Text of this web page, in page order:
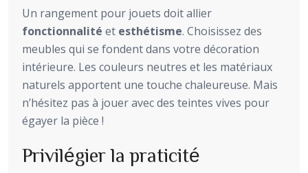
Un rangement pour jouets doit allier
fonctionnalité et esthétisme. Choisissez des
meubles qui se fondent dans votre décoration
intérieure. Les couleurs neutres et les matériaux
naturels apportent une touche chaleureuse. Mais
n’hésitez pas à jouer avec des teintes vives pour
égayer la pièce !
Privilégier la praticité